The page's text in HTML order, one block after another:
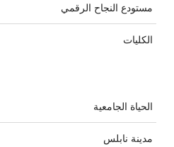
مستودع النجاح الرقمي
الكليات
الحياة الجامعية
مدينة نابلس